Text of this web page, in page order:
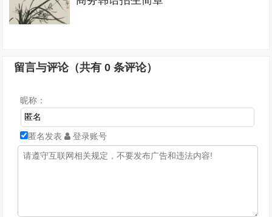
留言与评论（共有0 条评论）
昵称：
匿名发表 登录账号